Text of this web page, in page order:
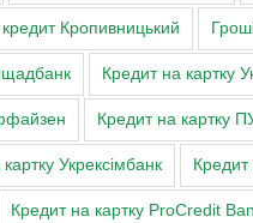
Кропивницький
Кредит на картку
Кредит на картку
Укрексімбанк Кредит
Кредит на картку ProCredit